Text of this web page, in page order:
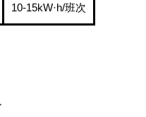
10-15kW·h/班次